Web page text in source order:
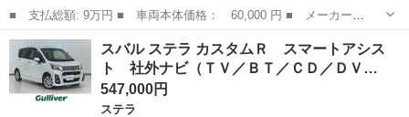
■ 支払総額: 9万円 ■ 車両本体価格： 60,000 円 ■ メーカー
名： スバル ■ 車種名： ステラ ■ グレード名： Ｌ ／タイミ
ングベルト交換済み／キーレス／ＣＤデッキ／電格ミラー ■ 排気
量： 660cc ■...
福岡 古賀市
スバル ステラ カスタムＲ スマートアシス
ト 社外ナビ（ＴＶ／ＢＴ／ＣＤ／ＤＶ…
547,000円
ステラ